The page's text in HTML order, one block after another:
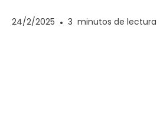
24/2/2025 • 3 minutos de lectura